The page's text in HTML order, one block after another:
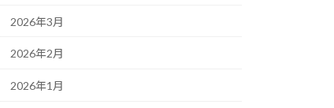
2026年3月
2026年2月
2026年1月